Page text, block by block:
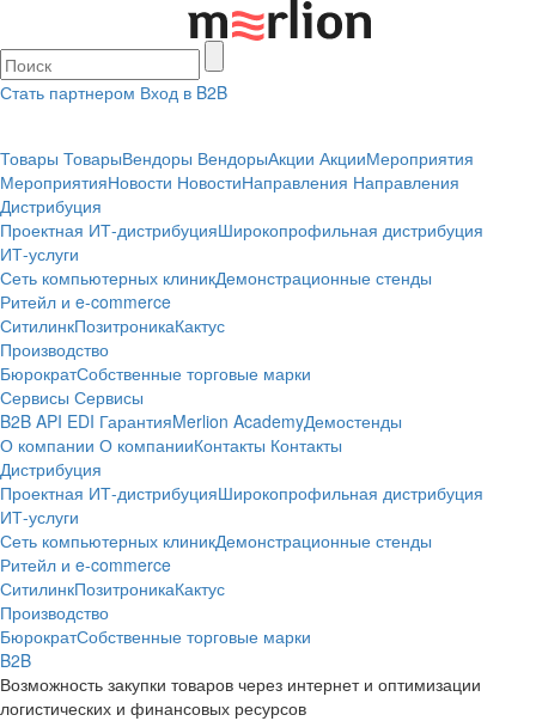
Стать партнером Вход в B2B
Товары ТоварыВендоры ВендорыАкции АкцииМероприятия
МероприятияНовости НовостиНаправления Направления
Дистрибуция
Проектная ИТ-дистрибуцияШирокопрофильная дистрибуция
ИТ-услуги
Сеть компьютерных клиникДемонстрационные стенды
Ритейл и e-commerce
СитилинкПозитроникаКактус
Производство
БюрократСобственные торговые марки
Сервисы Сервисы
B2B API EDI ГарантияMerlion AcademyДемостенды
О компании О компанииКонтакты Контакты
Дистрибуция
Проектная ИТ-дистрибуцияШирокопрофильная дистрибуция
ИТ-услуги
Сеть компьютерных клиникДемонстрационные стенды
Ритейл и e-commerce
СитилинкПозитроникаКактус
Производство
БюрократСобственные торговые марки
B2B
Возможность закупки товаров через интернет и оптимизации
логистических и финансовых ресурсов